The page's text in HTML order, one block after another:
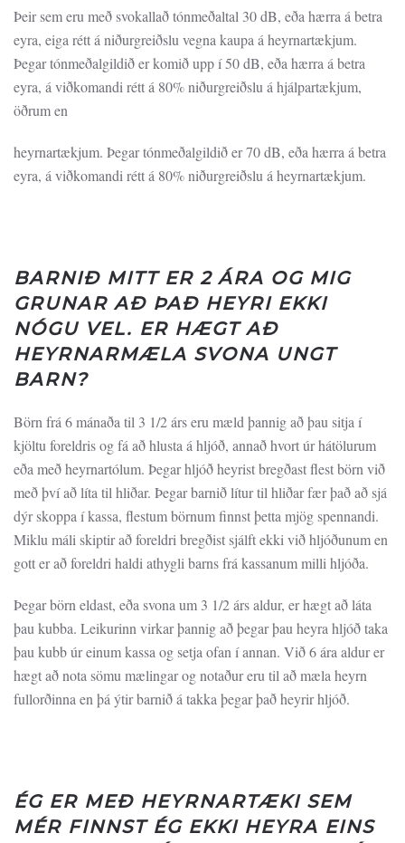
Þeir sem eru með svokallað tónmeðaltal 30 dB, eða hærra á betra
eyra, eiga rétt á niðurgreiðslu vegna kaupa á heyrnartækjum.
Þegar tónmeðalgildið er komið upp í 50 dB, eða hærra á betra
eyra, á viðkomandi rétt á 80% niðurgreiðslu á hjálpartækjum,
öðrum en
heyrnartækjum. Þegar tónmeðalgildið er 70 dB, eða hærra á betra
eyra, á viðkomandi rétt á 80% niðurgreiðslu á heyrnartækjum.
BARNIÐ MITT ER 2 ÁRA OG MIG
GRUNAR AÐ ÞAÐ HEYRI EKKI
NÓGU VEL. ER HÆGT AÐ
HEYRNARMÆLA SVONA UNGT
BARN?
Börn frá 6 mánaða til 3 1/2 árs eru mæld þannig að þau sitja í
kjöltu foreldris og fá að hlusta á hljóð, annað hvort úr hátölurum
eða með heyrnartólum. Þegar hljóð heyrist bregðast flest börn við
með því að líta til hliðar. Þegar barnið lítur til hliðar fær það að sjá
dýr skoppa í kassa, flestum börnum finnst þetta mjög spennandi.
Miklu máli skiptir að foreldri bregðist sjálft ekki við hljóðunum en
gott er að foreldri haldi athygli barns frá kassanum milli hljóða.
Þegar börn eldast, eða svona um 3 1/2 árs aldur, er hægt að láta
þau kubba. Leikurinn virkar þannig að þegar þau heyra hljóð taka
þau kubb úr einum kassa og setja ofan í annan. Við 6 ára aldur er
hægt að nota sömu mælingar og notaður eru til að mæla heyrn
fullorðinna en þá ýtir barnið á takka þegar það heyrir hljóð.
ÉG ER MEÐ HEYRNARTÆKI SEM
MÉR FINNST ÉG EKKI HEYRA EINS